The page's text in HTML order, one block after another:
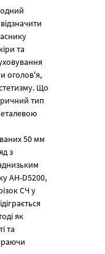
та
оголов'я,
Що
тип
50 мм
з
AH-D5200,
СЧ у
як
та